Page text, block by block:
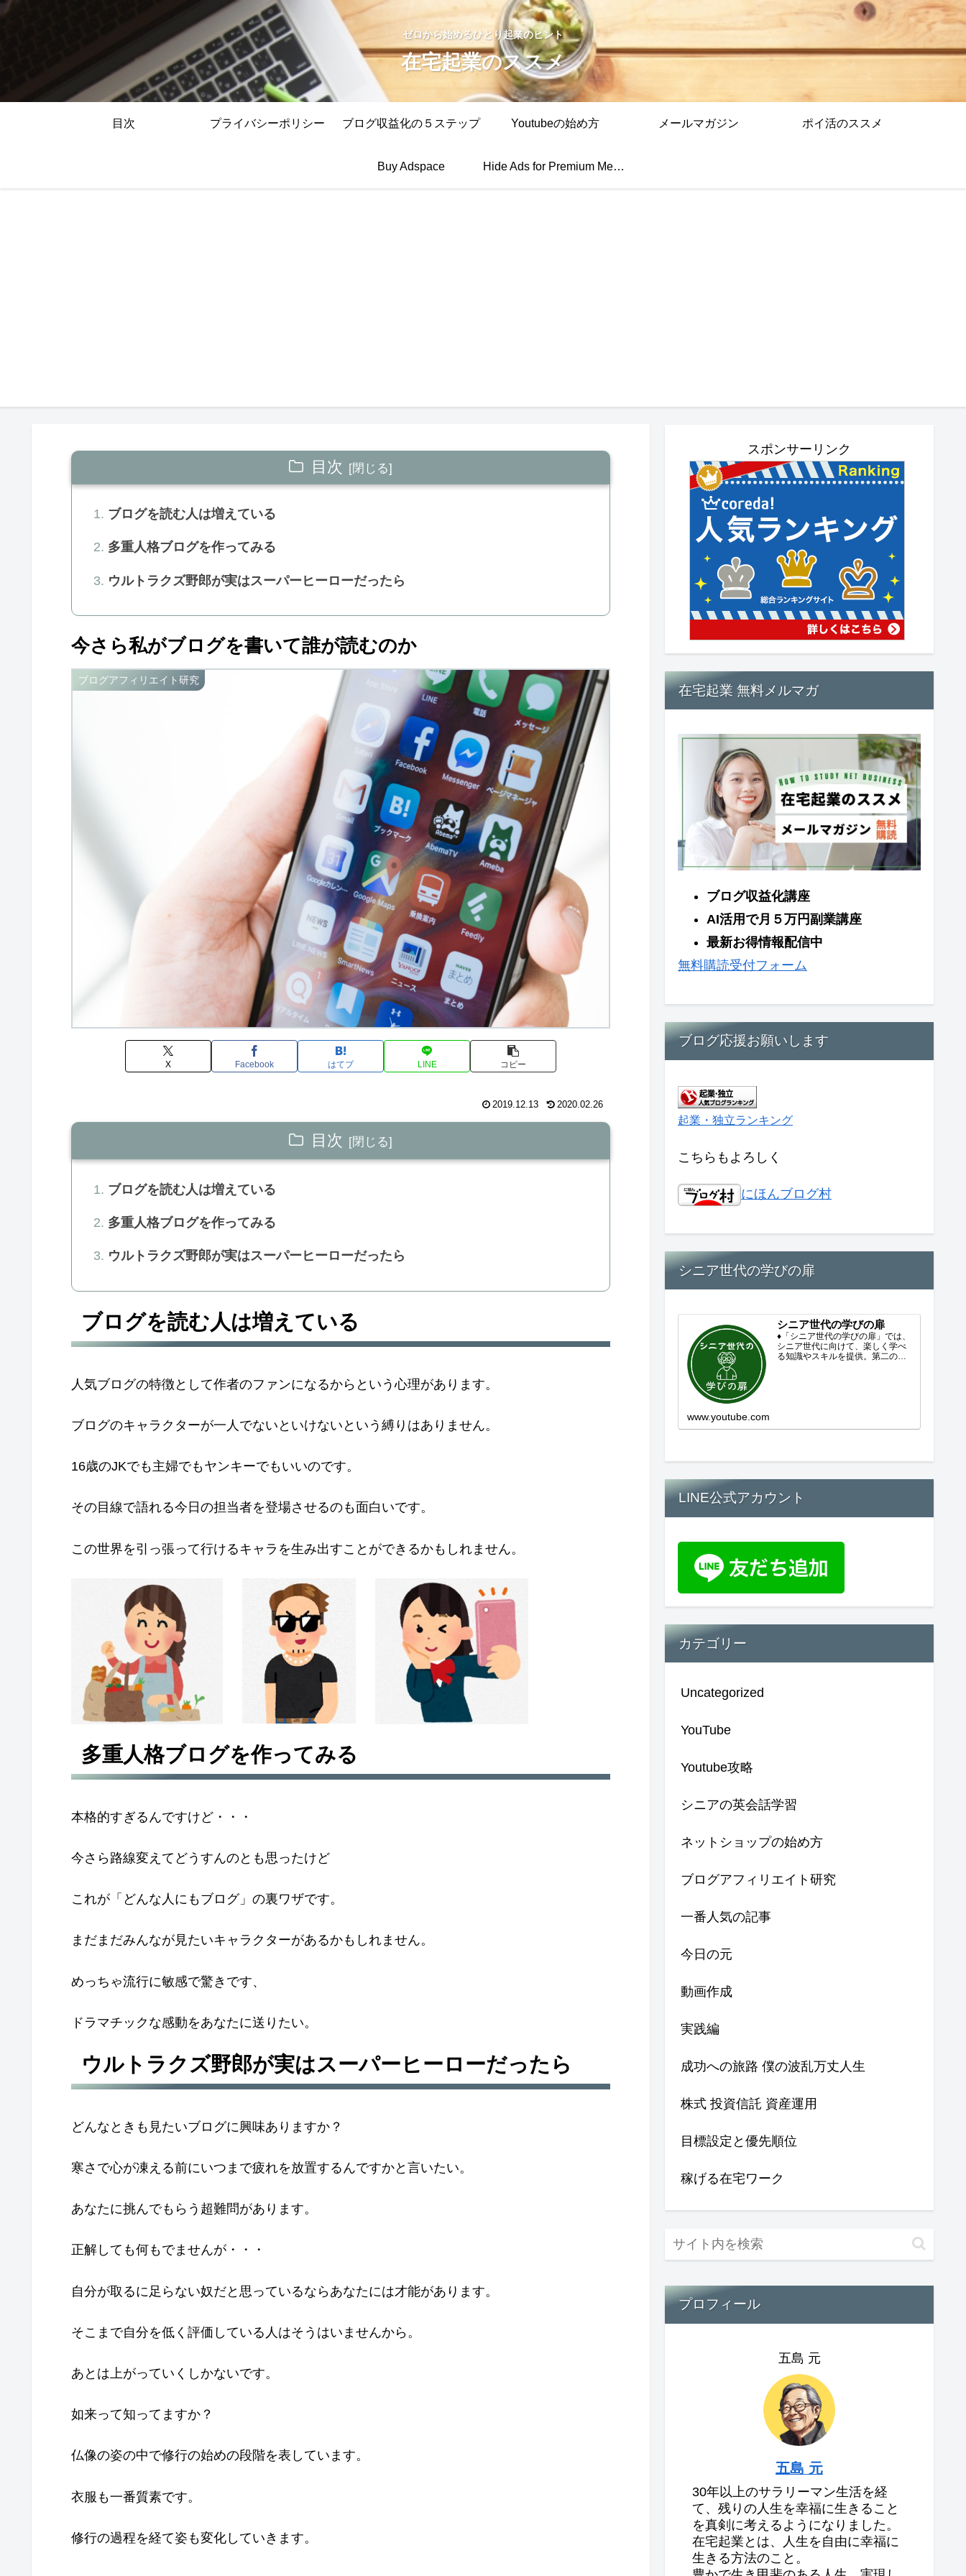
ゼロから始めるひとり起業のヒント
在宅起業のススメ
目次 プライバシーポリシー ブログ収益化の５ステップ Youtubeの始め方 メールマガジン ポイ活のススメ
Buy Adspace Hide Ads for Premium Members
目次
ブログを読む人は増えている
多重人格ブログを作ってみる
ウルトラクズ野郎が実はスーパーヒーローだったら
今さら私がブログを書いて誰が読むのか
ブログアフィリエイト研究
X Facebook はてブ LINE コピー
2019.12.13 2020.02.26
目次
ブログを読む人は増えている
多重人格ブログを作ってみる
ウルトラクズ野郎が実はスーパーヒーローだったら
ブログを読む人は増えている
人気ブログの特徴として作者のファンになるからという心理があります。
ブログのキャラクターが一人でないといけないという縛りはありません。
16歳のJKでも主婦でもヤンキーでもいいのです。
その目線で語れる今日の担当者を登場させるのも面白いです。
この世界を引っ張って行けるキャラを生み出すことができるかもしれません。
多重人格ブログを作ってみる
本格的すぎるんですけど・・・
今さら路線変えてどうすんのとも思ったけど
これが「どんな人にもブログ」の裏ワザです。
まだまだみんなが見たいキャラクターがあるかもしれません。
めっちゃ流行に敏感で驚きです、
ドラマチックな感動をあなたに送りたい。
ウルトラクズ野郎が実はスーパーヒーローだったら
どんなときも見たいブログに興味ありますか？
寒さで心が凍える前にいつまで疲れを放置するんですかと言いたい。
あなたに挑んでもらう超難問があります。
正解しても何もでませんが・・・
自分が取るに足らない奴だと思っているならあなたには才能があります。
そこまで自分を低く評価している人はそうはいませんから。
あとは上がっていくしかないです。
如来って知ってますか？
仏像の姿の中で修行の始めの段階を表しています。
衣服も一番質素です。
修行の過程を経て姿も変化していきます。
スポンサーリンク
在宅起業 無料メルマガ
ブログ収益化講座
AI活用で月５万円副業講座
最新お得情報配信中
無料購読受付フォーム
ブログ応援お願いします
起業・独立ランキング
こちらもよろしく
にほんブログ村
シニア世代の学びの扉
シニア世代の学びの扉
♦「シニア世代の学びの扉」では、
シニア世代に向けて、楽しく学べ
る知識やスキルを提供。第二の人
www.youtube.com
LINE公式アカウント
カテゴリー
Uncategorized
YouTube
Youtube攻略
シニアの英会話学習
ネットショップの始め方
ブログアフィリエイト研究
一番人気の記事
今日の元
動画作成
実践編
成功への旅路 僕の波乱万丈人生
株式 投資信託 資産運用
目標設定と優先順位
稼げる在宅ワーク
プロフィール
五島 元
五島 元
30年以上のサラリーマン生活を経
て、残りの人生を幸福に生きること
を真剣に考えるようになりました。
在宅起業とは、人生を自由に幸福に
生きる方法のこと。